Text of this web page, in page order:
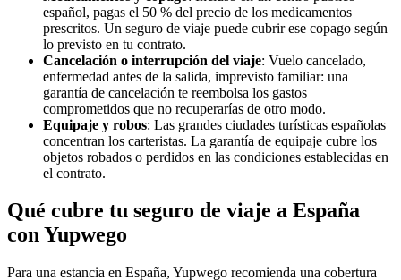
español, pagas el 50 % del precio de los medicamentos
prescritos. Un seguro de viaje puede cubrir ese copago según
lo previsto en tu contrato.
Cancelación o interrupción del viaje: Vuelo cancelado,
enfermedad antes de la salida, imprevisto familiar: una
garantía de cancelación te reembolsa los gastos
comprometidos que no recuperarías de otro modo.
Equipaje y robos: Las grandes ciudades turísticas españolas
concentran los carteristas. La garantía de equipaje cubre los
objetos robados o perdidos en las condiciones establecidas en
el contrato.
Qué cubre tu seguro de viaje a España
con Yupwego
Para una estancia en España, Yupwego recomienda una cobertura